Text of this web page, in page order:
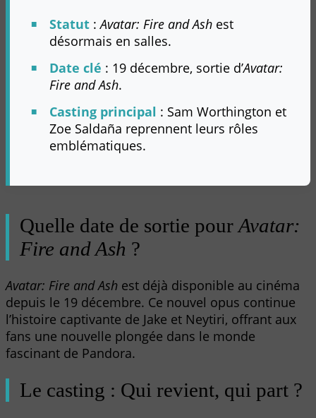
Statut :Avatar: Fire and Ash est
désormais en salles.
Date clé : 19 décembre, sortie d’Avatar:
Fire and Ash.
Casting principal : Sam Worthington et
Zoe Saldaña reprennent leurs rôles
emblématiques.
Quelle date de sortie pour Avatar:
Fire and Ash ?
Avatar: Fire and Ash est déjà disponible au cinéma
depuis le 19 décembre. Ce nouvel opus continue
l’histoire captivante de Jake et Neytiri, offrant aux
fans une nouvelle plongée dans le monde
fascinant de Pandora.
Le casting : Qui revient, qui part ?